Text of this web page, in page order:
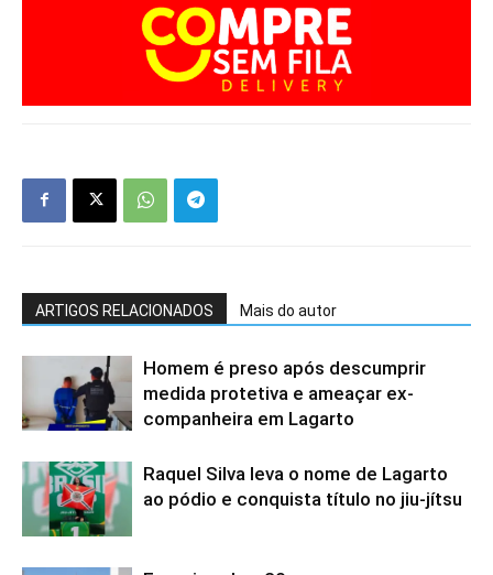
ARTIGOS RELACIONADOS Mais do autor
Homem é preso após descumprir
medida protetiva e ameaçar ex-
companheira em Lagarto
Raquel Silva leva o nome de Lagarto
ao pódio e conquista título no jiu-jítsu